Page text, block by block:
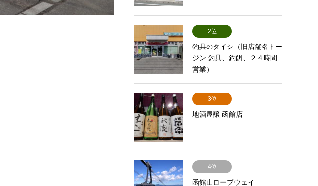
2位
釣具のタイシ（旧店舗名トー
ジン 釣具、釣餌、２４時間
営業）
3位
地酒屋醸 函館店
4位
函館山ロープウェイ